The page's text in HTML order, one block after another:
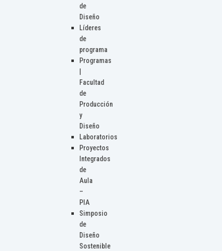
de
Diseño
Líderes
de
programa
Programas
Facultad
de
Producción
y
Diseño
Laboratorios
Proyectos
Integrados
de
Aula
–
PIA
Simposio
de
Diseño
Sostenible